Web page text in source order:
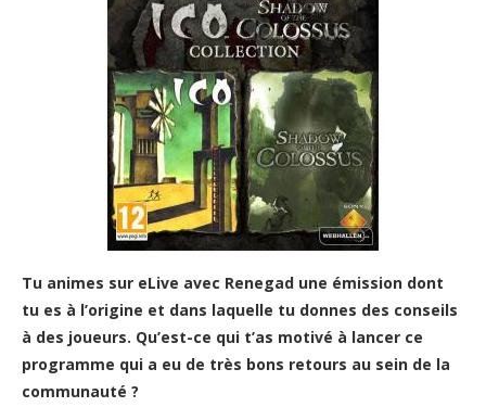
Tu animes sur eLive avec Renegad une émission dont
tu es à l’origine et dans laquelle tu donnes des conseils
à des joueurs. Qu’est-ce qui t’as motivé à lancer ce
programme qui a eu de très bons retours au sein de la
communauté ?